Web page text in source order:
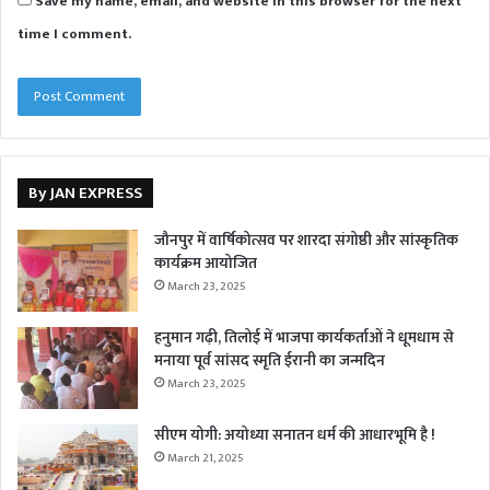
time I comment.
By JAN EXPRESS
जौनपुर में वार्षिकोत्सव पर शारदा संगोष्ठी और सांस्कृतिक
कार्यक्रम आयोजित
March 23, 2025
हनुमान गढ़ी, तिलोई में भाजपा कार्यकर्ताओं ने धूमधाम से
मनाया पूर्व सांसद स्मृति ईरानी का जन्मदिन
March 23, 2025
सीएम योगी: अयोध्या सनातन धर्म की आधारभूमि है !
March 21, 2025